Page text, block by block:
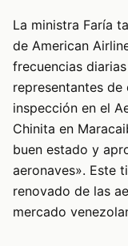
La ministra Faría
de American
frecuencias
representantes de
inspección en el
Chinita en
buen estado y
aeronaves». Este
renovado de las
mercado